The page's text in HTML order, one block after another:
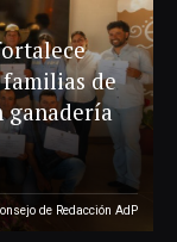
de
ganadería
de Redacción AdP